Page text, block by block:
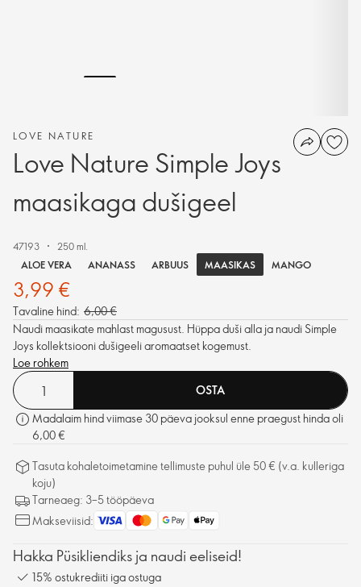
LOVE NATURE
Love Nature Simple Joys
maasikaga dušigeel
47193
250 ml.
ALOE VERA
ANANASS ARBUUS MAASIKAS MANGO
3,99 €
Tavaline hind: 6,00 €
Naudi maasikate mahlast magusust. Hüppa duši alla ja naudi Simple
Joys kollektsiooni dušigeeli aromaatset kogemust.
Loe rohkem
OSTA
Madalaim hind viimase 30 päeva jooksul enne praegust hinda oli
6,00 €
Tasuta kohaletoimetamine tellimuste puhul üle 50 € (v.a. kulleriga
koju)
Tarneaeg: 3–5 tööpäeva
Makseviisid:
Hakka Püsikliendiks ja naudi eeliseid!
15% ostukrediiti iga ostuga